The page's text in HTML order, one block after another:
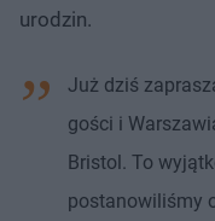
urodzin.
Już dziś
gości i
Bristol. To
postanowiliśmy